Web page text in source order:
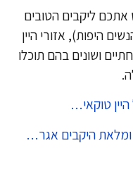
ליקבים הטובים
אזורי היין
ושונים בהם תוכלו
טוקאי…
היקבים אגר…